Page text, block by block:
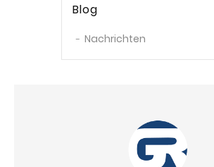
Blog
Nachrichten